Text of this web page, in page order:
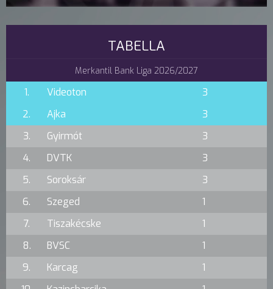
TABELLA
Merkantil Bank Liga 2026/2027
1. Videoton
3
2.
Ajka
3
3.
Gyirmót
3
4.
DVTK
3
5.
Soroksár
3
6.
Szeged
1
7.
Tiszakécske
1
8.
BVSC
1
9.
Karcag
1